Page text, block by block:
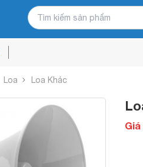
Loa Loa Khác
Giá